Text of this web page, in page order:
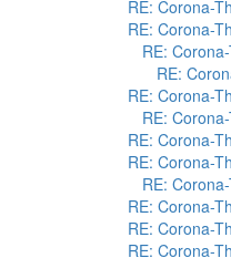
RE: Corona-
RE: Corona-
RE:
RE:
RE: Corona-
RE:
RE: Corona-
RE: Corona-
RE:
RE: Corona-
RE: Corona-
RE: Corona-